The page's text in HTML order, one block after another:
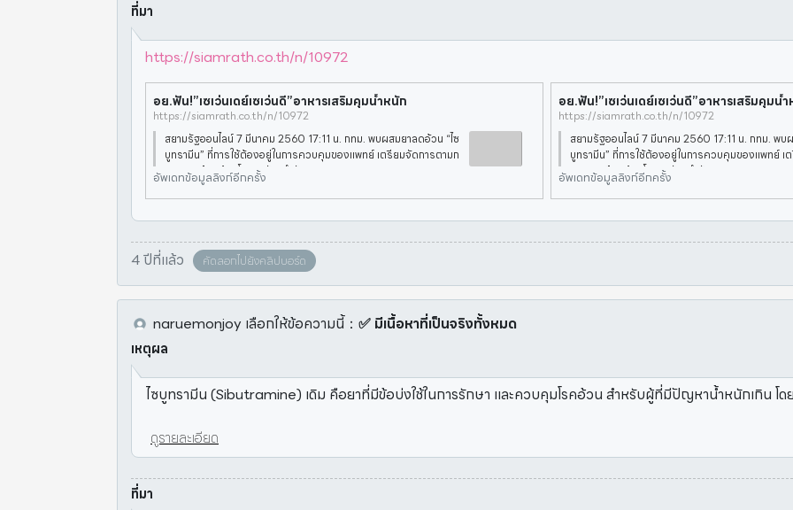
ที่มา
https://siamrath.co.th/n/10972
อย.ฟัน!”เซเว่นเดย์เซเว่นดี”อาหารเสริมคุมน้ำหนัก
https://siamrath.co.th/n/10972
สยามรัฐออนไลน์ 7 มีนาคม 2560 17:11 น. กทม. พบผสมยาลดอ้วน “ไซ
บูทรามีน” ที่การใช้ต้องอยู่ในการควบคุมของแพทย์ เตรียมจัดการตามก
ฎหมาย เตือนผู้บริโภคระวัง! สำนักงานคณะกรรมการอาหารและยา (อ
ย.) ได้
อัพเดทข้อมูลลิงก์อีกครั้ง
อย.ฟัน!”เซเว่นเดย์เซเว่นดี”อาหารเสริมคุมน้
https://siamrath.co.th/n/10972
สยามรัฐออนไลน์ 7 มีนาคม 2560 17:11 น. กทม. พบ
บูทรามีน” ที่การใช้ต้องอยู่ในการควบคุมของแพทย์ เ
ฎหมาย เตือนผู้บริโภคระวัง! สำนักงานคณะกรรมกา
ย.) ได้
อัพเดทข้อมูลลิงก์อีกครั้ง
4 ปีที่แล้ว คัดลอกไปยังคลิปบอร์ด
naruemonjoy เลือกให้ข้อความนี้： ✅ มีเนื้อหาที่เป็นจริงทั้งหมด
เหตุผล
ไซบูทรามีน (Sibutramine) เดิม คือยาที่มีข้อบ่งใช้ในการรักษา และควบคุมโรคอ้วน สำหรับผู้ที่มีปัญหาน้ำหนักเกิน โ
ดูรายละเอียด
ที่มา